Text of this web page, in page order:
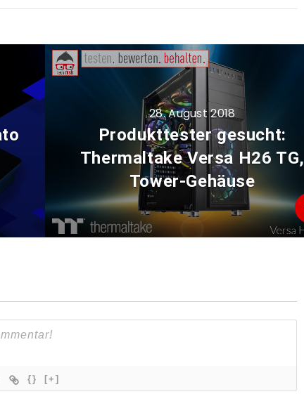
28. August 2018
Produkttester gesucht:
Thermaltake Versa H26 TG,
Tower-Gehäuse
{} [+]